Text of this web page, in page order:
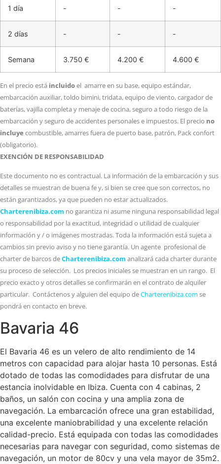
1 día - - -
2 días - - -
Semana 3.750 € 4.200 € 4.600 €
En el precio está incluidoel amarre en su base, equipo estándar,
embarcación auxiliar, toldo bimini, tridata, equipo de viento, cargador de
baterías, vajilla completa y menaje de cocina, seguro a todo riesgo de la
embarcación y seguro de accidentes personales e impuestos. El precio no
incluye combustible, amarres fuera de puerto base, patrón, Pack confort
(obligatorio).
EXENCIÓN DE RESPONSABILIDAD
Este documento no es contractual. La información de la embarcación y sus
detalles se muestran de buena fe y, si bien se cree que son correctos, no
están garantizados, ya que pueden no estar actualizados.
Charterenibiza.com no garantiza ni asume ninguna responsabilidad legal
o responsabilidad por la exactitud, integridad o utilidad de cualquier
información y / o imágenes mostradas. Toda la información está sujeta a
cambios sin previo aviso y no tiene garantía. Un agente profesional de
charter de barcos deCharterenibiza.com analizará cada charter durante
su proceso de selección. Los precios iniciales se muestran en un rango. El
precio exacto y otros detalles se confirmarán en el contrato de alquiler
particular. Contáctenos y alguien del equipo deCharterenibiza.com se
pondrá en contacto en breve.
Bavaria 46
El Bavaria 46 es un velero de alto rendimiento de 14
metros con capacidad para alojar hasta 10 personas. Está
dotado de todas las comodidades para disfrutar de una
estancia inolvidable en Ibiza. Cuenta con 4 cabinas, 2
baños, un salón con cocina y una amplia zona de
navegación. La embarcación ofrece una gran estabilidad,
una excelente maniobrabilidad y una excelente relación
calidad-precio. Está equipada con todas las comodidades
necesarias para navegar con seguridad, como sistemas de
navegación, un motor de 80cv y una vela mayor de 35m2.